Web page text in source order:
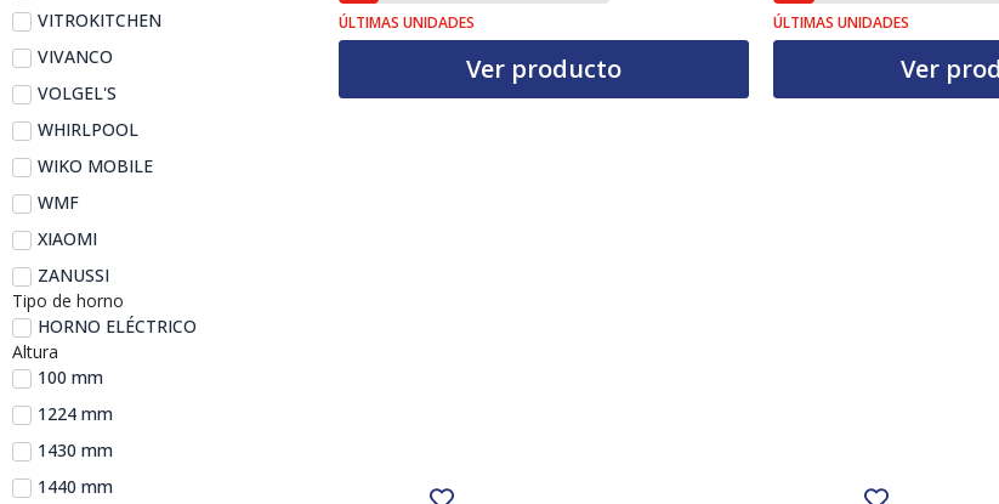
VITROKITCHEN
VIVANCO
VOLGEL'S
WHIRLPOOL
WIKO MOBILE
WMF
XIAOMI
ZANUSSI
Tipo de horno
HORNO ELÉCTRICO
Altura
100 mm
1224 mm
1430 mm
1440 mm
ÚLTIMAS UNIDADES
Ver producto
ÚLTIMAS UNIDADES
Ver